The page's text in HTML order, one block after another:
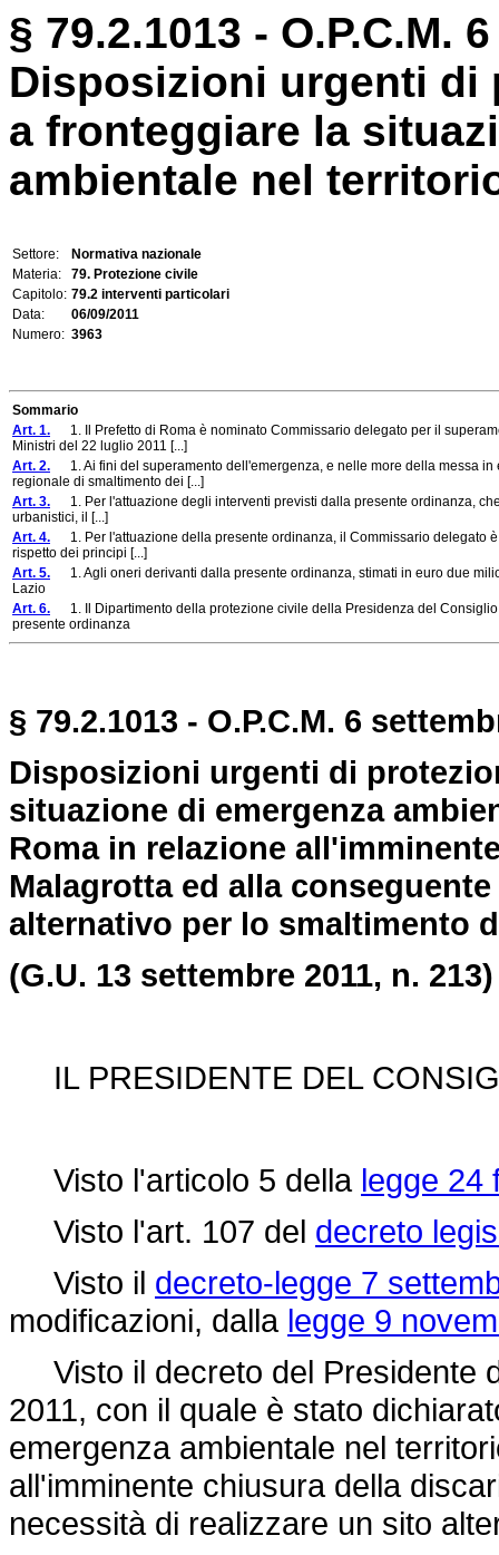
§ 79.2.1013 - O.P.C.M.
Disposizioni urgenti di
a fronteggiare la
ambientale nel
Settore:
Normativa nazionale
Materia:
79. Protezione civile
Capitolo: 79.2 interventi particolari
Data:
06/09/2011
Numero: 3963
Sommario
Art. 1. 1. Il Prefetto di Roma è nominato Commissario delegato per il
Ministri del 22 luglio 2011 [...]
Art. 2. 1. Ai fini del superamento dell'emergenza, e nelle more della messa in
regionale di smaltimento dei [...]
Art. 3. 1. Per l'attuazione degli interventi previsti dalla presente ordinanza,
urbanistici, il [...]
Art. 4. 1. Per l'attuazione della presente ordinanza, il Commissario delegato
rispetto dei principi [...]
Art. 5. 1. Agli oneri derivanti dalla presente ordinanza, stimati in euro due
Lazio
Art. 6. 1. Il Dipartimento della protezione civile della Presidenza del
presente ordinanza
§ 79.2.1013 - O.P.C.M. 6
Disposizioni urgenti di
situazione di emergenza
Roma in relazione
Malagrotta ed alla
alternativo per lo smaltimento
(G.U. 13 settembre 2011, n. 213)
IL PRESIDENTE DEL
Visto l'articolo 5 della legge 24
Visto l'art. 107 del decreto
Visto il decreto-legge 7
modificazioni, dalla legge 9
Visto il decreto del Presidente
2011, con il quale è stato
emergenza ambientale nel
all'imminente chiusura della
necessità di realizzare un sito